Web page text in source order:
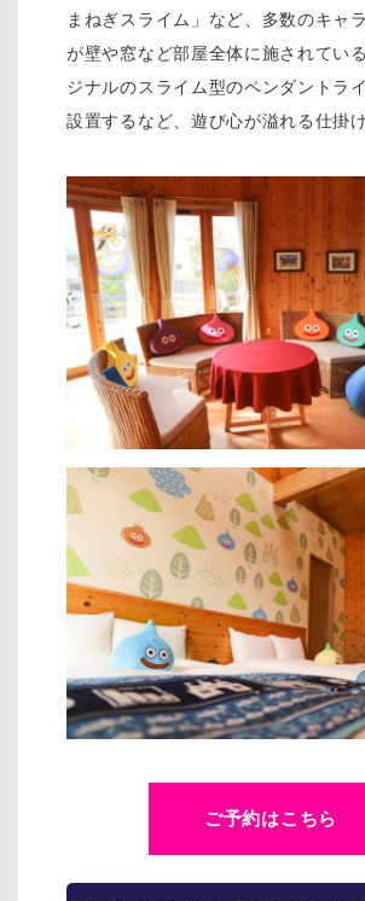
まねぎスライム」など、多数のキャ
が壁や窓など部屋全体に施されてい
ジナルのスライム型のペンダントラ
設置するなど、遊び心が溢れる仕掛
ご予約はこちら